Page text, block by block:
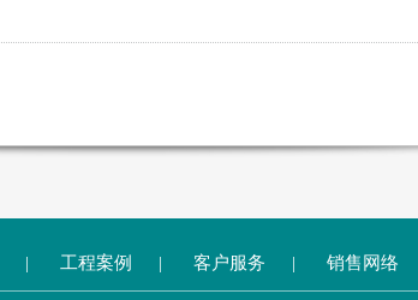
| 工程案例 | 客户服务 | 销售网络